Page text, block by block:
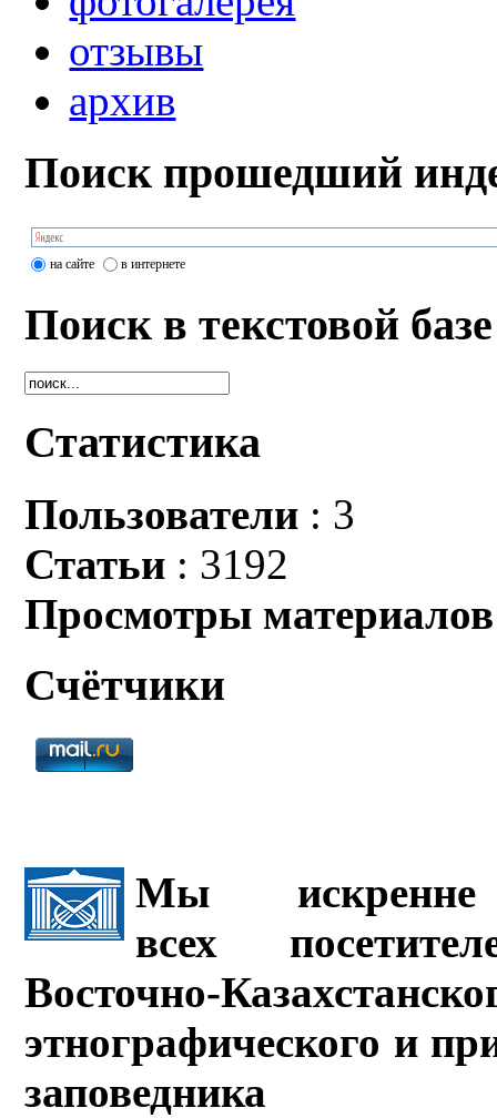
отзывы
архив
Поиск прошедший
на сайте в интернете
Поиск в текстовой базе
Статистика
Пользователи : 3
Статьи : 3192
Просмотры материалов
Счётчики
Мы искренне
всех
Восточно-
этнографического и
заповедника